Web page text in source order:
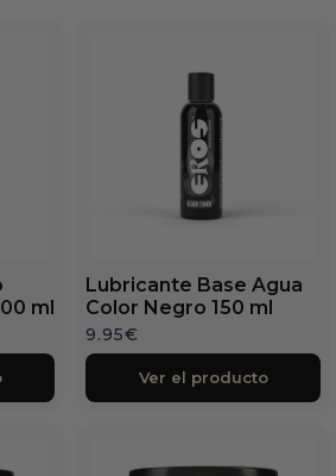
ml
Lubricante Base Agua
Color Negro 150 ml
9.95€
Ver el producto